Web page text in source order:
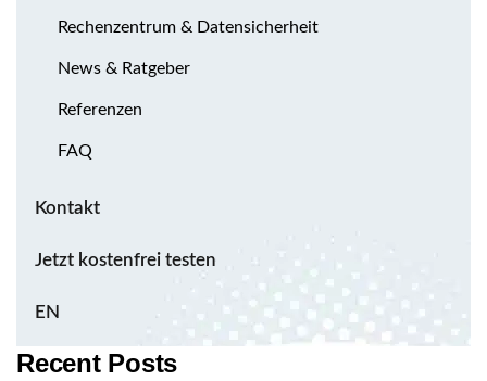
Rechenzentrum & Datensicherheit
News & Ratgeber
Referenzen
FAQ
Kontakt
Jetzt kostenfrei testen
EN
Recent Posts